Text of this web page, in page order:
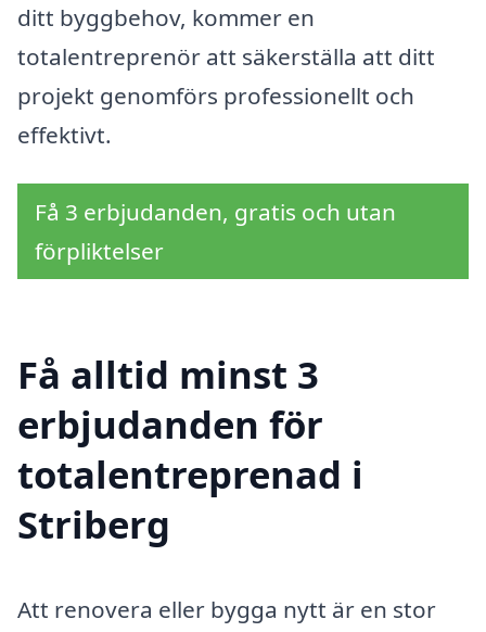
ditt byggbehov, kommer en
totalentreprenör att säkerställa att ditt
projekt genomförs professionellt och
effektivt.
Få 3 erbjudanden, gratis och utan
förpliktelser
Få alltid minst 3
erbjudanden för
totalentreprenad i
Striberg
Att renovera eller bygga nytt är en stor